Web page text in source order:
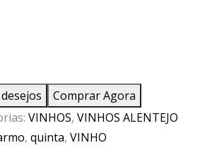
Comprar Agora
VINHOS, VINHOS ALENTEJO
, quinta, VINHO